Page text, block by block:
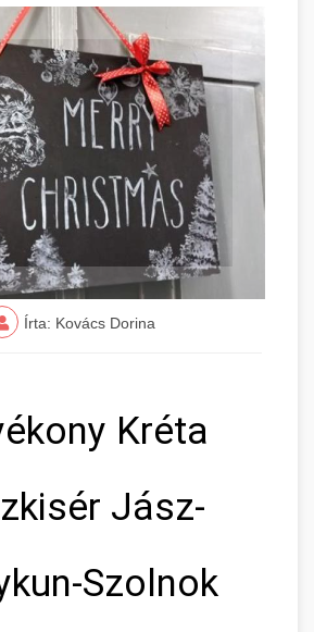
Írta: Kovács Dorina
Kréta
Jász-
Szolnok